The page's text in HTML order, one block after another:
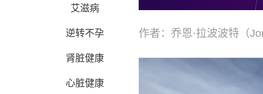
艾滋病
逆转不孕
肾脏健康
心脏健康
作者：乔恩·拉波波特（